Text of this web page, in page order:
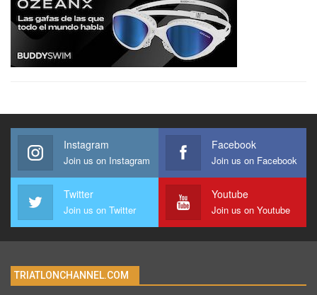
Instagram
Join us on Instagram
Facebook
Join us on Facebook
Twitter
Join us on Twitter
Youtube
Join us on Youtube
TRIATLONCHANNEL.COM